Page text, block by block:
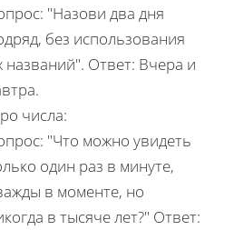
"Назови два дня
без использования
названий". Ответ: Вчера и
числа:
"Что можно увидеть
один раз в минуте,
в моменте, но
в тысяче лет?" Ответ: